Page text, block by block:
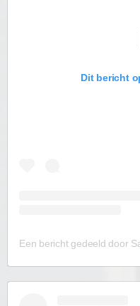
Dit bericht